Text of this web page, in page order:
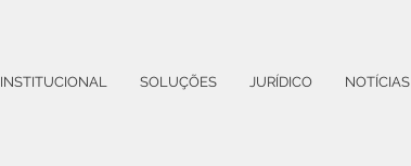
INSTITUCIONAL SOLUÇÕES JURÍDICO NOTÍCIAS